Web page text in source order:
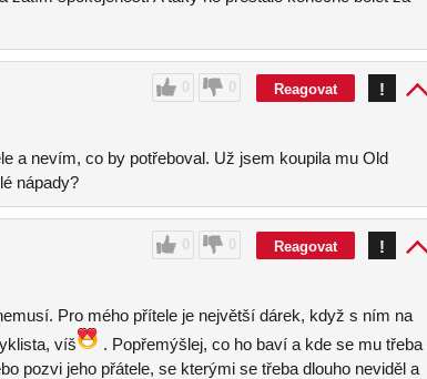
0 0 Reagovat !
a nevím, co by potřeboval. Už jsem koupila mu Old
nápady?
0 0 Reagovat !
Pro mého přítele je největší dárek, když s ním na
víš
. Popřemýšlej, co ho baví a kde se mu třeba
pozvi jeho přátele, se kterými se třeba dlouho neviděl a